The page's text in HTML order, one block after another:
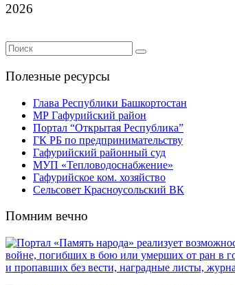
2026
Полезные ресурсы
Глава Республики Башкортостан
МР Гафурийский район
Портал “Открытая Республика”
ГК РБ по предпринимательству
Гафурийский районный суд
МУП «Тепловодоснабжение»
Гафурийское ком. хозяйство
Сельсовет Красноусольский ВК
Помним вечно